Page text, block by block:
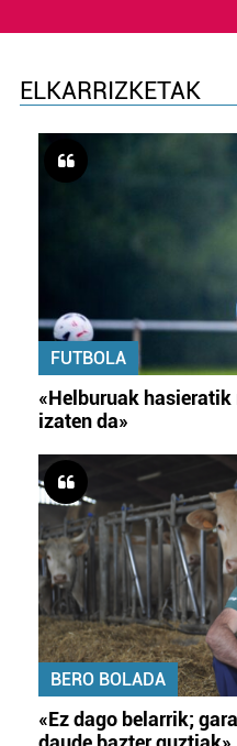
ELKARRIZKETAK
FUTBOLA
«Helburuak
izaten da»
BERO BOLADA
«Ez dago belarrik;